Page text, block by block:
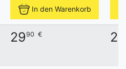
In den Warenkorb
2990 € 29